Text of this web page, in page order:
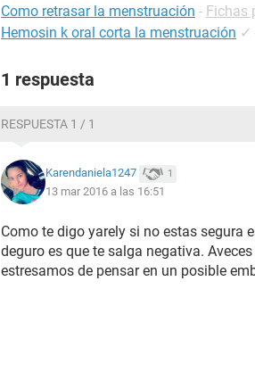
Como retrasar la menstruación - Fichas
Hemosin k oral corta la menstruación ✓
1 respuesta
RESPUESTA 1 / 1
Karendaniela1247 1
13 mar 2016 a las 16:51
Como te digo yarely si no estas segura
deguro es que te salga negativa.
estresamos de pensar en un posible